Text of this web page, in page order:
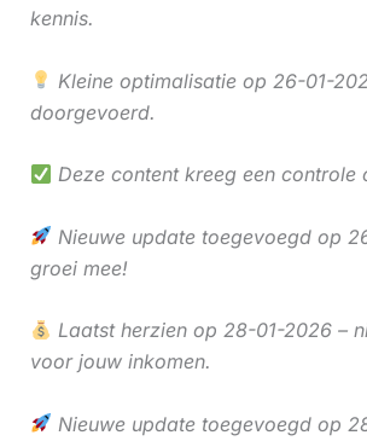
kennis.
Kleine optimalisatie op 26-01-
doorgevoerd.
Deze content kreeg een controle
Nieuwe update toegevoegd op
groei mee!
Laatst herzien op 28-01-2026 –
voor jouw inkomen.
Nieuwe update toegevoegd op